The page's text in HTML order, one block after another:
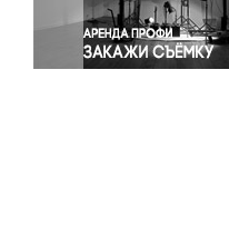
Экономика и